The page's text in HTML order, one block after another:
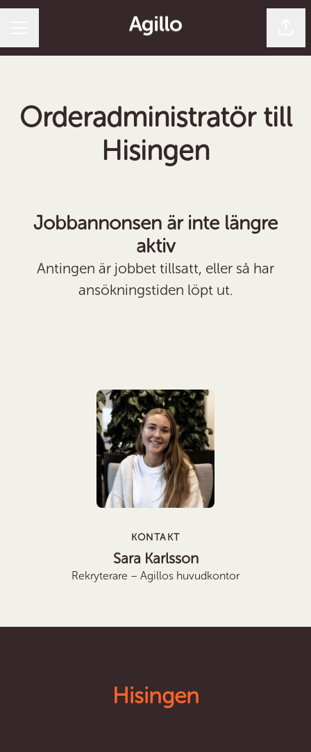
Orderadministratör till
Hisingen
Jobbannonsen är inte längre
aktiv
Antingen är jobbet tillsatt, eller så har
ansökningstiden löpt ut.
KONTAKT
Sara Karlsson
Rekryterare – Agillos huvudkontor
Hisingen